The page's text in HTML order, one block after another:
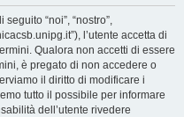
“noi”, “nostro”,
l’utente accetta di
Qualora non accetti di essere
è pregato di non accedere o
il diritto di modificare i
tutto il possibile per informare
dell’utente rivedere